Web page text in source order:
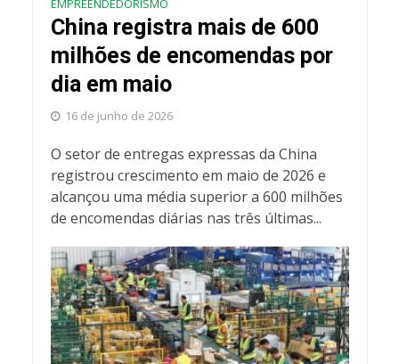
EMPREENDEDORISMO
China registra mais de 600
milhões de encomendas por
dia em maio
16 de junho de 2026
O setor de entregas expressas da China
registrou crescimento em maio de 2026 e
alcançou uma média superior a 600 milhões
de encomendas diárias nas três últimas...